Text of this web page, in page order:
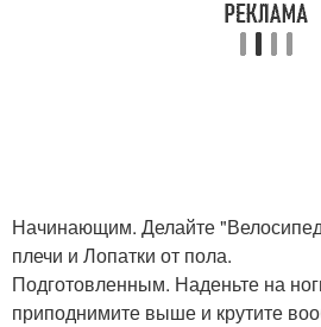
Начинающим. Делайте
плечи и Лопатки от пола.
Подготовленным. Наденьте на
приподнимите выше и крутите